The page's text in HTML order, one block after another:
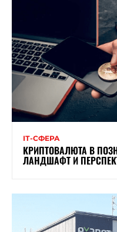
ІТ-СФЕРА
КРИПТОВАЛЮТА В
ЛАНДШАФТ И